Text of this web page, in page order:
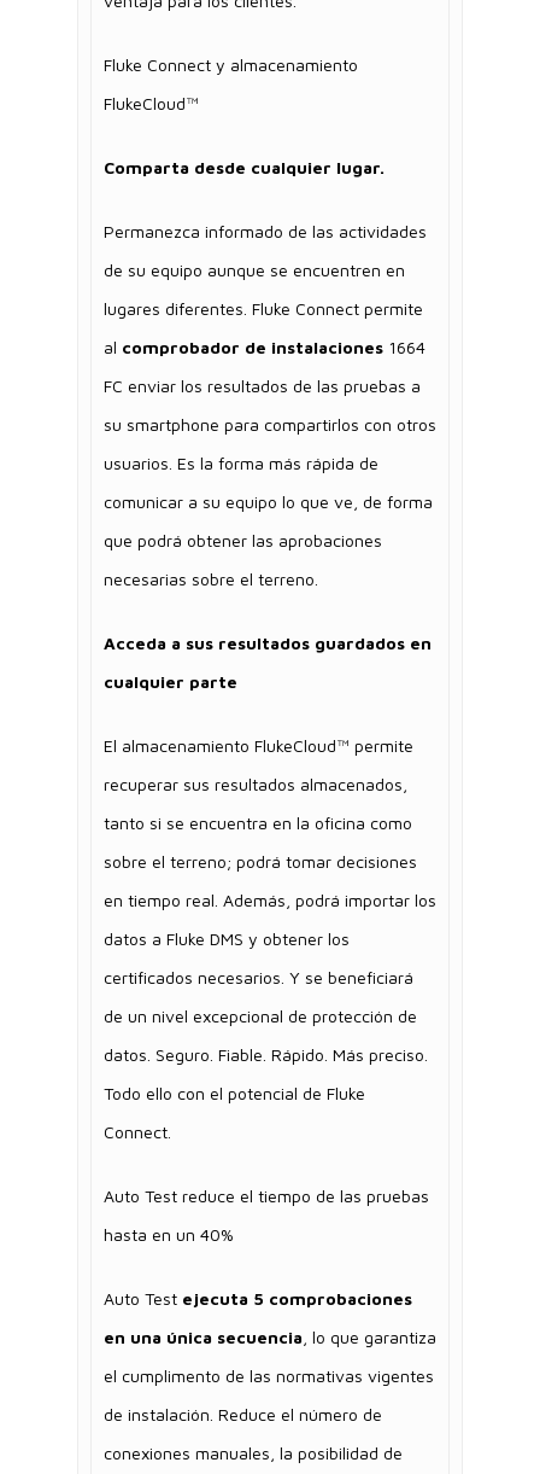
Fluke Connect y almacenamiento
FlukeCloud™
Comparta desde cualquier lugar.
Permanezca informado de las actividades
de su equipo aunque se encuentren en
lugares diferentes. Fluke Connect permite
al comprobador de instalaciones 1664
FC enviar los resultados de las pruebas a
su smartphone para compartirlos con otros
usuarios. Es la forma más rápida de
comunicar a su equipo lo que ve, de forma
que podrá obtener las aprobaciones
necesarias sobre el terreno.
Acceda a sus resultados guardados en
cualquier parte
El almacenamiento FlukeCloud™ permite
recuperar sus resultados almacenados,
tanto si se encuentra en la oficina como
sobre el terreno; podrá tomar decisiones
en tiempo real. Además, podrá importar los
datos a Fluke DMS y obtener los
certificados necesarios. Y se beneficiará
de un nivel excepcional de protección de
datos. Seguro. Fiable. Rápido. Más preciso.
Todo ello con el potencial de Fluke
Connect.
Auto Test reduce el tiempo de las pruebas
hasta en un 40%
Auto Test ejecuta 5 comprobaciones
en una única secuencia , lo que garantiza
el cumplimento de las normativas vigentes
de instalación. Reduce el número de
conexiones manuales, la posibilidad de